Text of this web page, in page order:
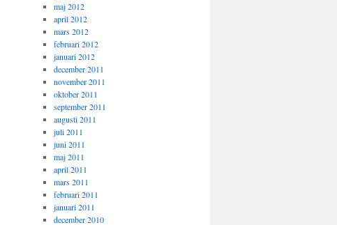
maj 2012
april 2012
mars 2012
februari 2012
januari 2012
december 2011
november 2011
oktober 2011
september 2011
augusti 2011
juli 2011
juni 2011
maj 2011
april 2011
mars 2011
februari 2011
januari 2011
december 2010